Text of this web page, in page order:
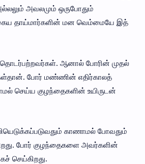
அவலமும் ஒருபோதும்
தாய்மார்களின் மன வெம்மையே இத்
ஆனால் போரின் முதல்
போர் மண்ணின் எதிர்காலத்
செய்ய குழந்தைகளின் உயிருடன்
காணாமல் போவதும்
போர் குழந்தைகளை அவர்களின்
செய்கிறது.